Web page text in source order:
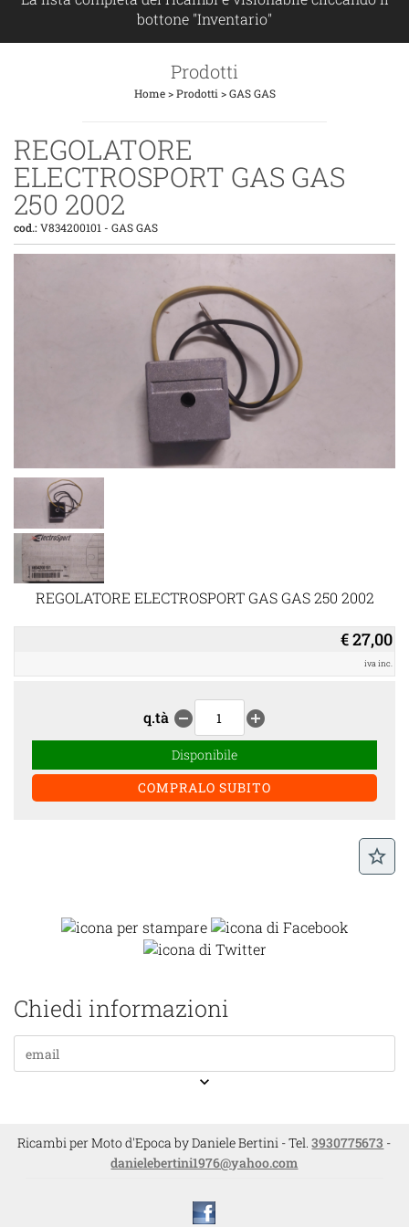
bottone "Inventario"
Prodotti
Home>Prodotti >GAS GAS
REGOLATORE
ELECTROSPORT GAS GAS
250 2002
cod.:V834200101 - GAS GAS
REGOLATORE ELECTROSPORT GAS GAS 250 2002
€ 27,00
iva inc.
q.tà remove_circle add_circle
Disponibile
star_border
Chiedi informazioni
keyboard_arrow_down
Ricambi per Moto d'Epoca by Daniele Bertini - Tel.3930775673 -
danielebertini1976@yahoo.com